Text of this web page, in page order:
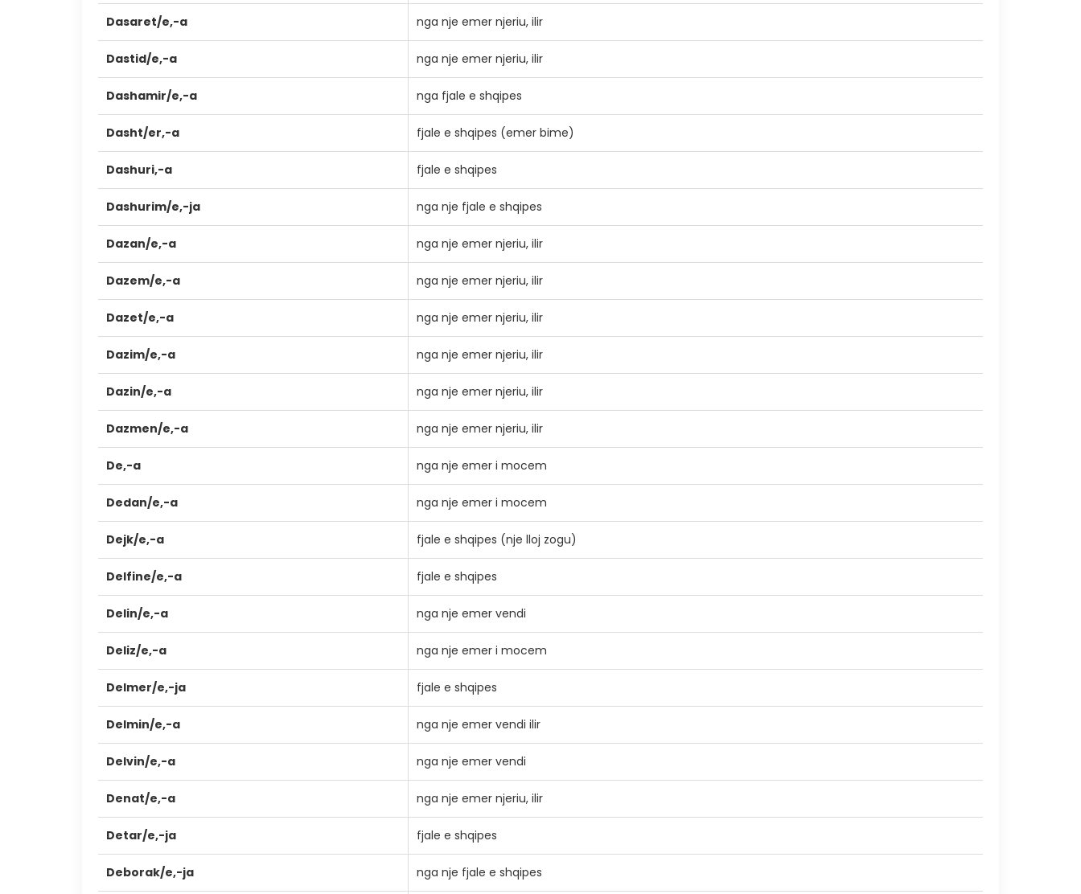
Dasaret/e,-a nga nje emer njeriu, ilir
Dastid/e,-a nga nje emer njeriu, ilir
Dashamir/e,-a nga fjale e shqipes
Dasht/er,-a fjale e shqipes (emer bime)
Dashuri,-a fjale e shqipes
Dashurim/e,-ja nga nje fjale e shqipes
Dazan/e,-a nga nje emer njeriu, ilir
Dazem/e,-a nga nje emer njeriu, ilir
Dazet/e,-a nga nje emer njeriu, ilir
Dazim/e,-a nga nje emer njeriu, ilir
Dazin/e,-a nga nje emer njeriu, ilir
Dazmen/e,-a nga nje emer njeriu, ilir
De,-a nga nje emer i mocem
Dedan/e,-a nga nje emer i mocem
Dejk/e,-a fjale e shqipes (nje lloj zogu)
Delfine/e,-a fjale e shqipes
Delin/e,-a nga nje emer vendi
Deliz/e,-a nga nje emer i mocem
Delmer/e,-ja fjale e shqipes
Delmin/e,-a nga nje emer vendi ilir
Delvin/e,-a nga nje emer vendi
Denat/e,-a nga nje emer njeriu, ilir
Detar/e,-ja fjale e shqipes
Deborak/e,-ja nga nje fjale e shqipes